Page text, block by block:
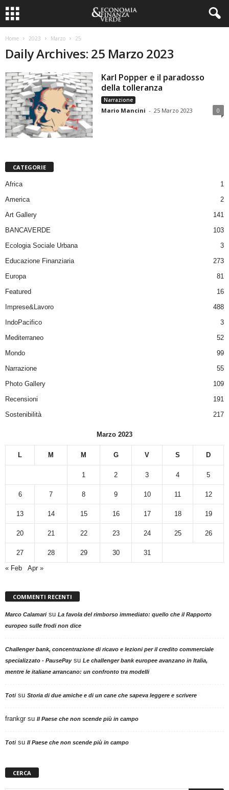
Home 2023 Marzo 25
Daily Archives: 25 Marzo 2023
Karl Popper e il paradosso
della tolleranza
Narrazione
Mario Mancini - 25 Marzo 2023 0
CATEGORIE
Africa
1
America
2
Art Gallery
141
BANCAVERDE
103
Ecologia Sociale Urbana
3
Educazione Finanziaria
273
Europa
81
Featured
16
Imprese&Lavoro
488
IndoPacifico
3
Mediterraneo
52
Mondo
99
Narrazione
55
Photo Gallery
109
Recensioni
191
Sostenibilità
217
Marzo 2023
L M M G V S D
1 2 3 4 5
6 7 8 9 10 11 12
13 14 15 16 17 18 19
20 21 22 23 24 25 26
27 28 29 30
31
« Feb
Apr »
COMMENTI RECENTI
Marco Calamarisu La favola del rimborso immediato: quello che il Rapporto
europeo sulle frodi non dice
Challenger bank, concentrazione di ricavo e lezioni per il credito commerciale
specializzato - PausePaysu Le challenger bank europee avanzano in Italia,
mentre le italiane arrancano: un confronto tra modelli
Totisu Storia di due amiche e di un cane che sapeva leggere e scrivere
frankgr su Il Paese che non scende più in campo
Totisu Il Paese che non scende più in campo
CERCA